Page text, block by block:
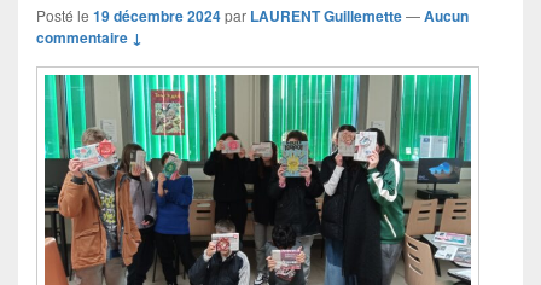
Posté le 19 décembre 2024par LAURENT Guillemette—Aucun
commentaire ↓